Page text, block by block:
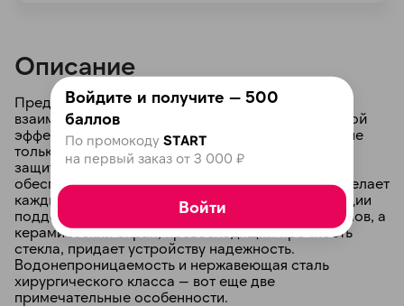
Описание
Представлен инновационный способ
взаимодействия с iPhone, обладающий волшебной
эффективностью. Новые функции безопасности не
только инновационны, но и предназначены для
защиты жизней. 48-мегапиксельная камера
обеспечивает потрясающую детализацию, что делает
каждый снимок невероятно ярким. Все эти функции
поддерживаются новейшим чипом для смартфонов, а
керамический экран, превосходящий прочность
стекла, придает устройству надежность.
Водонепроницаемость и нержавеющая сталь
хирургического класса — вот еще две
примечательные особенности.
Войдите и получите — 500
баллов
По промокоду START
на первый заказ от 3 000 ₽
Войти